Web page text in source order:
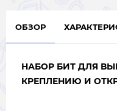
ОБЗОР
НАБОР БИТ ДЛЯ
КРЕПЛЕНИЮ И